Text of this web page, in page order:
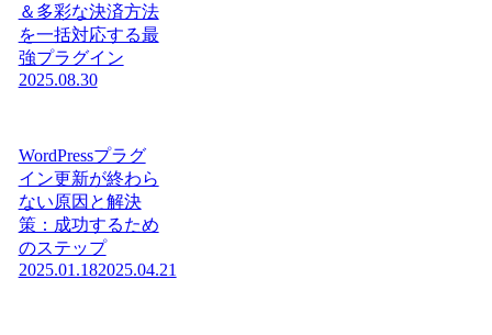
＆多彩な決済方法
を一括対応する最
強プラグイン
2025.08.30
WordPressプラグ
イン更新が終わら
ない原因と解決
策：成功するため
のステップ
2025.01.182025.04.21